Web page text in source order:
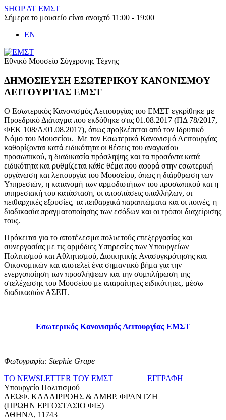
Skip
to
SHOP AT ΕΜΣΤ
Σήμερα το μουσείο είναι ανοιχτό 11:00 - 19:00
EN
Εθνικό Μουσείο Σύγχρονης Τέχνης
ΔΗΜΟΣΙΕΥΣΗ ΕΣΩΤΕΡΙΚΟΥ ΚΑΝΟΝΙΣΜΟΥ
ΛΕΙΤΟΥΡΓΙΑΣ ΕΜΣΤ
Ο Εσωτερικός Κανονισμός Λειτουργίας του ΕΜΣΤ εγκρίθηκε με
Προεδρικό Διάταγμα που εκδόθηκε στις 01.08.2017 (ΠΔ 78/2017,
ΦΕΚ 108/Α/01.08.2017), όπως προβλέπεται από τον Ιδρυτικό
Νόμο του Μουσείου. Με τον Εσωτερικό Κανονισμό Λειτουργίας
καθορίζονται κατά ειδικότητα οι θέσεις του αναγκαίου
προσωπικού, η διαδικασία πρόσληψης και τα προσόντα κατά
ειδικότητα και ρυθμίζεται κάθε θέμα που αφορά στην εσωτερική
οργάνωση και λειτουργία του Μουσείου, όπως η διάρθρωση των
Υπηρεσιών, η κατανομή των αρμοδιοτήτων του προσωπικού και η
υπηρεσιακή του κατάσταση, οι αποσπάσεις υπαλλήλων, οι
πειθαρχικές εξουσίες, τα πειθαρχικά παραπτώματα και οι ποινές, η
διαδικασία πραγματοποίησης των εσόδων και οι τρόποι διαχείρισης
τους.
Πρόκειται για το αποτέλεσμα πολυετούς επεξεργασίας και
συνεργασίας με τις αρμόδιες Υπηρεσίες των Υπουργείων
Πολιτισμού και Αθλητισμού, Διοικητικής Ανασυγκρότησης και
Οικονομικών και αποτελεί ένα σημαντικό βήμα για την
ενεργοποίηση των προσλήψεων και την συμπλήρωση της
στελέχωσης του Μουσείου με απαραίτητες ειδικότητες, μέσω
διαδικασιών ΑΣΕΠ.
Εσωτερικός Κανονισμός Λειτουργίας ΕΜΣΤ
Φωτογραφία: Stephie Grape
ΤΟ NEWSLETTER ΤΟΥ ΕΜΣΤ ΕΓΓΡΑΦΗ
Υπουργείο Πολιτισμού
ΛΕΩΦ. ΚΑΛΛΙΡΡΟΗΣ & ΑΜΒΡ. ΦΡΑΝΤΖΗ
(ΠΡΩΗΝ ΕΡΓΟΣΤΑΣΙΟ ΦΙΞ)
ΑΘΗΝΑ, 11743